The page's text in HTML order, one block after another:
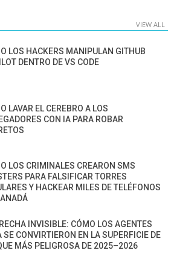
VIEW ALL
LOS HACKERS MANIPULAN GITHUB
DENTRO DE VS CODE
LAVAR EL CEREBRO A LOS
CON IA PARA ROBAR
LOS CRIMINALES CREARON SMS
PARA FALSIFICAR TORRES
Y HACKEAR MILES DE TELÉFONOS
INVISIBLE: CÓMO LOS AGENTES
SE CONVIRTIERON EN LA SUPERFICIE DE
MÁS PELIGROSA DE 2025–2026